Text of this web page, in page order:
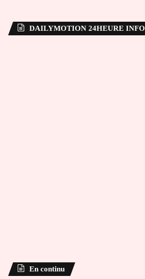
DAILYMOTION 24HEURE INFO
En continu